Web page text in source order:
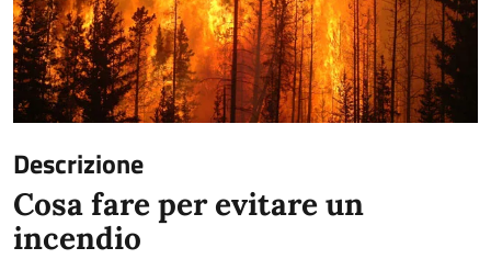
Descrizione
Cosa fare per evitare un
incendio